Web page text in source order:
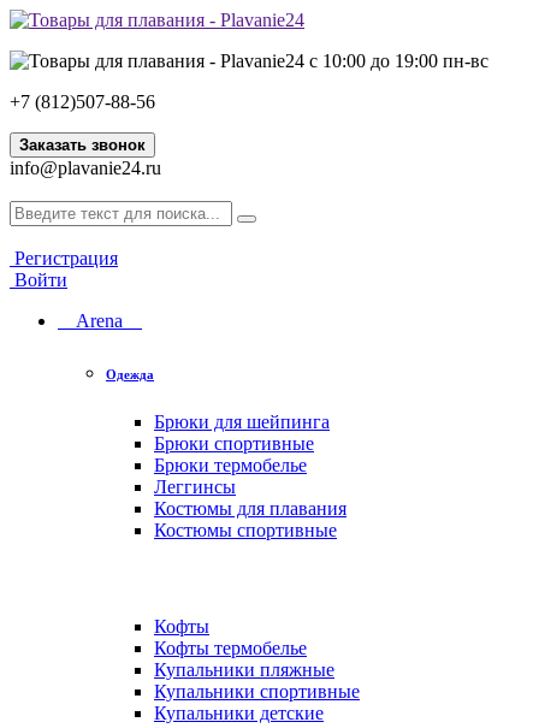
с 10:00 до 19:00 пн-вс
+7 (812)507-88-56
Заказать звонок
info@plavanie24.ru
Регистрация
Войти
Arena
Одежда
Брюки для шейпинга
Брюки спортивные
Брюки термобелье
Леггинсы
Костюмы для плавания
Костюмы спортивные
Кофты
Кофты термобелье
Купальники пляжные
Купальники спортивные
Купальники детские